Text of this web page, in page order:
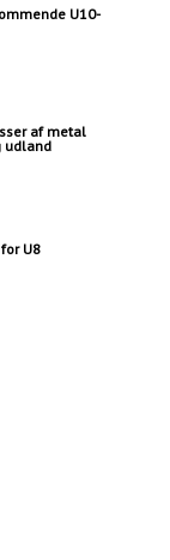
U10-
af metal
udland
U8